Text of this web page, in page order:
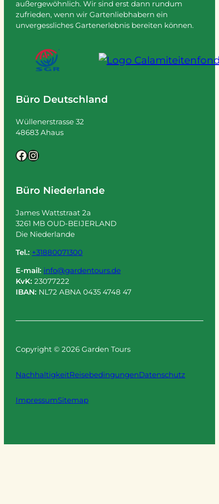
außergewöhnlich. Wir sind erst dann rundum
zufrieden, wenn wir Gartenliebhabern ein
unvergessliches Gartenerlebnis bereiten können.
Büro Deutschland
Wüllenerstrasse 32
48683 Ahaus
Facebook Instagram
Büro Niederlande
James Wattstraat 2a
3261 MB OUD-BEIJERLAND
Die Niederlande
Tel.: +31880071300
E-mail: info@gardentours.de
KvK: 23077222
IBAN: NL72 ABNA 0435 4748 47
Copyright © 2026 Garden Tours
NachhaltigkeitReisebedingungenDatenschutz
ImpressumSitemap